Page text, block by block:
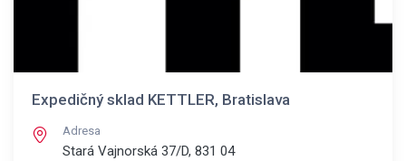
Expedičný sklad KETTLER, Bratislava
Adresa
Stará Vajnorská 37/D, 831 04